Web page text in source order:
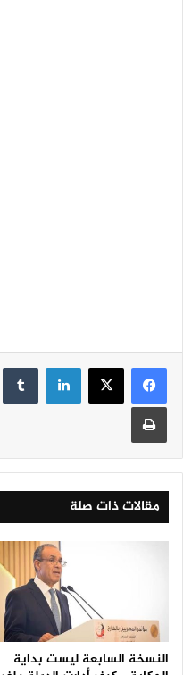
لينكدإن
مقالات ذات صلة
النسخة السابعة ليست بداية